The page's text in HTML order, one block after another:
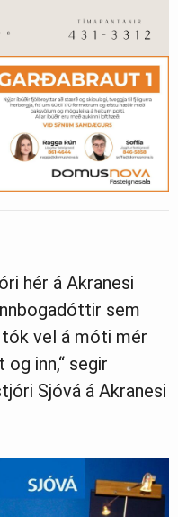
hér á Akranesi
sem
tók vel á móti mér
inn,“ segir
Sjóvá á Akranesi